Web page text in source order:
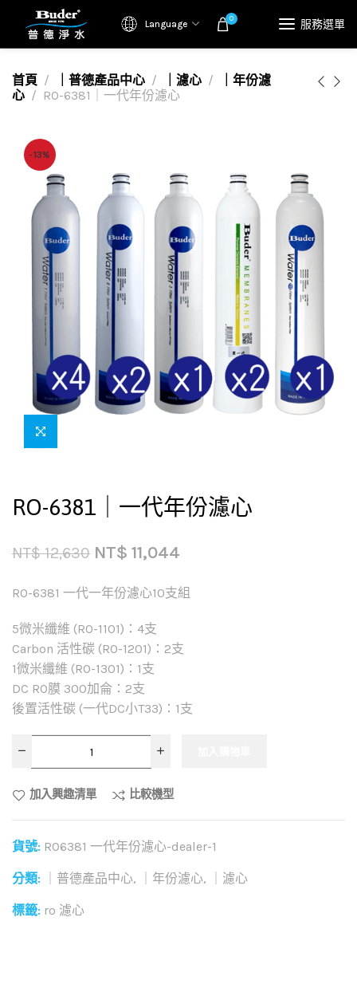
Language 0 服務選單
首頁 ｜普德產品中心 ｜濾心
｜年份濾
心
RO-6381｜一代年份濾心
-13%
RO-6381｜一代年份濾心
NT$12,630 NT$ 11,044
RO-6381 一代一年份濾心10支組
5微米纖維 (RO-1101)：4支
Carbon 活性碳 (RO-1201)：2支
1微米纖維 (RO-1301)：1支
DC RO膜 300加侖：2支
後置活性碳 (一代DC小T33)：1支
加入興趣清單 比較機型
貨號: RO6381 一代年份濾心-dealer-1
分類: ｜普德產品中心, ｜年份濾心, ｜濾心
標籤: ro 濾心